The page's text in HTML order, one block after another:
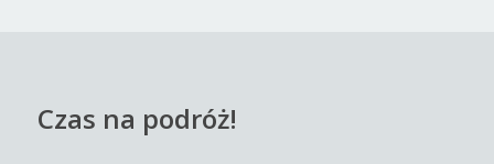
Czas na podróż!